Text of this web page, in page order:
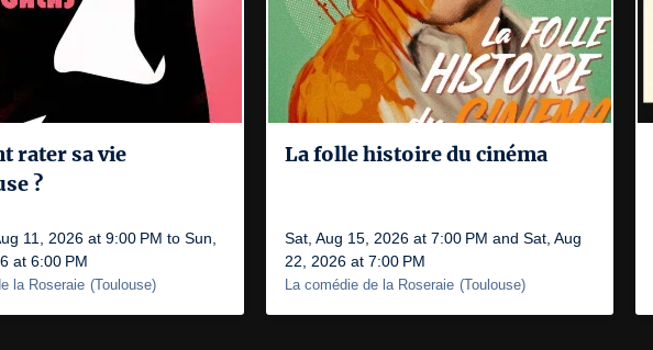
rater sa vie
?
11, 2026 at 9:00 PM to Sun,
at 6:00 PM
la Roseraie (Toulouse)
La folle histoire du cinéma
Sat, Aug 15, 2026 at 7:00 PM and Sat, Aug
22, 2026 at 7:00 PM
La comédie de la Roseraie (Toulouse)